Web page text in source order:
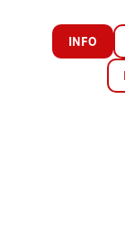
INFO